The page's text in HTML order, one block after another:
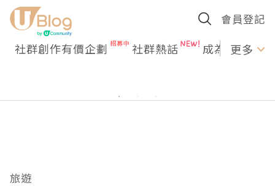
會員登記
社群創作有價企劃 社群熱話 成為U更多
旅遊